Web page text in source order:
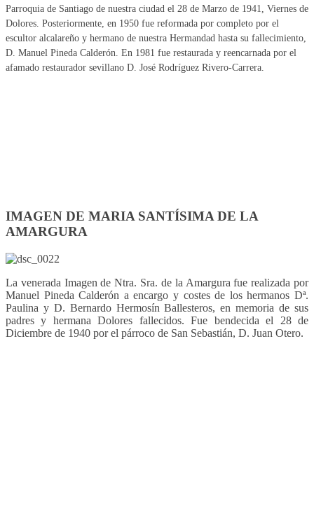
Parroquia de Santiago de nuestra ciudad el 28 de Marzo de 1941, Viernes de
Dolores. Posteriormente, en 1950 fue reformada por completo por el
escultor alcalareño y hermano de nuestra Hermandad hasta su fallecimiento,
D. Manuel Pineda Calderón. En 1981 fue restaurada y reencarnada por el
afamado restaurador sevillano D. José Rodríguez Rivero-Carrera.
IMAGEN DE MARIA SANTÍSIMA DE LA
AMARGURA
La venerada Imagen de Ntra. Sra. de la Amargura fue realizada por
Manuel Pineda Calderón a encargo y costes de los hermanos Dª.
Paulina y D. Bernardo Hermosín Ballesteros, en memoria de sus
padres y hermana Dolores fallecidos. Fue bendecida el 28 de
Diciembre de 1940 por el párroco de San Sebastián, D. Juan Otero.